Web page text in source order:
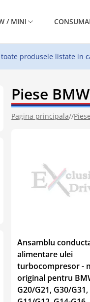
/ MINI
produsele listate in
Piese
Pagina principala//
Ansamblu
alimentare ulei
turbocompresor -
original pentru
G20/G21, G30/G31,